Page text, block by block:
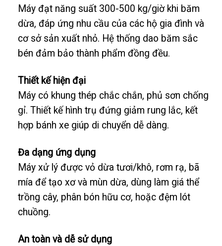
Máy đạt năng suất 300-500 kg/giờ khi băm
dừa, đáp ứng nhu cầu của các hộ gia đình và
cơ sở sản xuất nhỏ. Hệ thống dao băm sắc
bén đảm bảo thành phẩm đồng đều.
Thiết kế hiện đại
Máy có khung thép chắc chắn, phủ sơn chống
gỉ. Thiết kế hình trụ đứng giảm rung lắc, kết
hợp bánh xe giúp di chuyển dễ dàng.
Đa dạng ứng dụng
Máy xử lý được vỏ dừa tươi/khô, rơm rạ, bã
mía để tạo xơ và mùn dừa, dùng làm giá thể
trồng cây, phân bón hữu cơ, hoặc đệm lót
chuồng.
An toàn và dễ sử dụng